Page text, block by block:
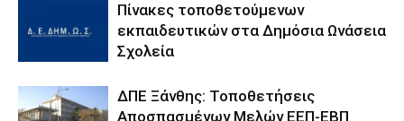
Πίνακες τοποθετούμενων
εκπαιδευτικών στα Δημόσια Ωνάσεια
Σχολεία
ΔΠΕ Ξάνθης: Τοποθετήσεις
Αποσπασμένων Μελών ΕΕΠ-ΕΒΠ